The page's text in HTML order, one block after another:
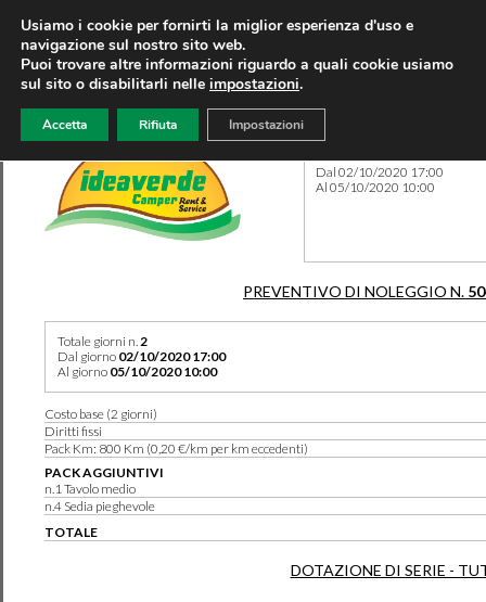
Dal 02/10/2020 17:00
Al 05/10/2020 10:00
PREVENTIVO DI NOLEGGIO N.
Totale giorni n.2
Dal giorno 02/10/2020 17:00
Al giorno 05/10/2020 10:00
Costo base (2 giorni)
Diritti fissi
Pack Km: 800 Km (0,20 €/km per km eccedenti)
PACK AGGIUNTIVI
n.1 Tavolo medio
n.4 Sedia pieghevole
TOTALE
DOTAZIONE DI SERIE -
Usiamo i cookie per fornirti la miglior esperienza d'uso e
navigazione sul nostro sito web.
Puoi trovare altre informazioni riguardo a quali cookie usiamo
sul sito o disabilitarli nelle impostazioni.
Accetta Rifiuta Impostazioni